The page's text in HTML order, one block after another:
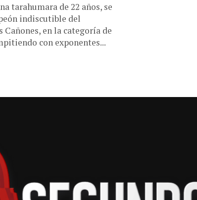
tarahumara de 22 años, se
indiscutible del
en la categoría de
con exponentes...